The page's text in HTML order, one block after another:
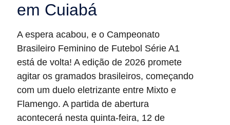
em Cuiabá
A espera acabou, e o Campeonato
Brasileiro Feminino de Futebol Série A1
está de volta! A edição de 2026 promete
agitar os gramados brasileiros, começando
com um duelo eletrizante entre Mixto e
Flamengo. A partida de abertura
acontecerá nesta quinta-feira, 12 de